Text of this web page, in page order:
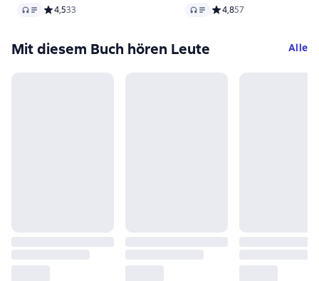
Audio Средний рейтинг 4,5 на основе 33 оценок
4,533 Audio Средний рейтинг 4,8 на
4,857
Mit diesem Buch hören Leute Alle